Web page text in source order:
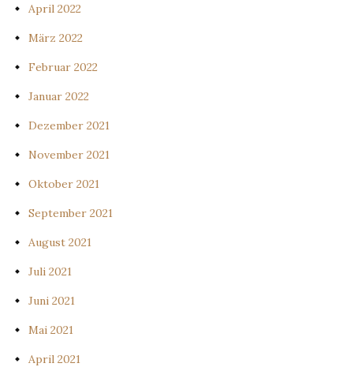
April 2022
März 2022
Februar 2022
Januar 2022
Dezember 2021
November 2021
Oktober 2021
September 2021
August 2021
Juli 2021
Juni 2021
Mai 2021
April 2021